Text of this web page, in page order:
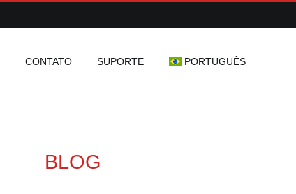
CONTATO SUPORTE PORTUGUÊS
BLOG